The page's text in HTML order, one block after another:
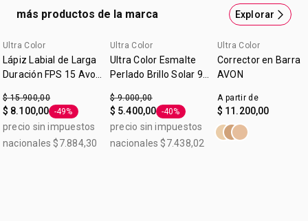
formulado con aceite de palta que brinda una mayor
hidratación. Sentí los labios hidratados y con una suavidad
cremosa.
más productos de la marca Explorar
Ultra Color
Lápiz Labial de Larga
Duración FPS 15 Avon
$ 15.900,00
$ 8.100,00 Etiqueta -49%
-49%
precio sin impuestos
nacionales $7.884,30
Ultra Color
Ultra Color Esmalte
Perlado Brillo Solar 9
$ 9.000,00
$ 5.400,00 Etiqueta -40%
-40%
precio sin impuestos
nacionales $7.438,02
Ultra Color
Corrector en Barra
AVON
A partir de
$ 11.200,00